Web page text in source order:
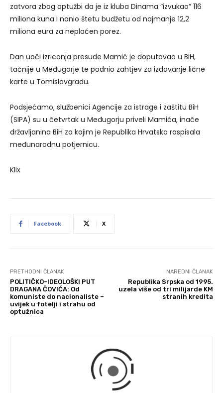
zatvora zbog optužbi da je iz kluba Dinama “izvukao” 116
miliona kuna i nanio štetu budžetu od najmanje 12,2
miliona eura za neplaćen porez.
Dan uoči izricanja presude Mamić je doputovao u BiH,
tačnije u Međugorje te podnio zahtjev za izdavanje lične
karte u Tomislavgradu.
Podsjećamo, službenici Agencije za istrage i zaštitu BiH
(SIPA) su u četvrtak u Međugorju priveli Mamića, inače
državljanina BiH za kojim je Republika Hrvatska raspisala
međunarodnu potjernicu.
Klix
Facebook X
PRETHODNI ČLANAK
POLITIČKO-IDEOLOŠKI PUT
DRAGANA ČOVIĆA: Od
komuniste do nacionaliste –
uvijek u fotelji i strahu od
optužnica
NAREDNI ČLANAK
Republika Srpska od 1995.
uzela više od tri milijarde KM
stranih kredita